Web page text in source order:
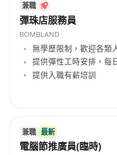
兼職
彈珠店服務員
BOMBLAND
無學歷限制，歡迎各類
提供彈性工時安排，每
提供入職有薪培訓
兼職 最新
電腦節推廣員(臨時)